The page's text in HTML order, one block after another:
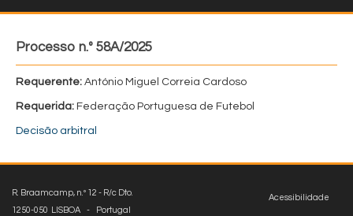
Processo n.º 58A/2025
Requerente: António Miguel Correia Cardoso
Requerida: Federação Portuguesa de Futebol
Decisão arbitral
Acessibilidade
R. Braamcamp, n.º 12 - R/c Dto.
1250-050 LISBOA - Portugal